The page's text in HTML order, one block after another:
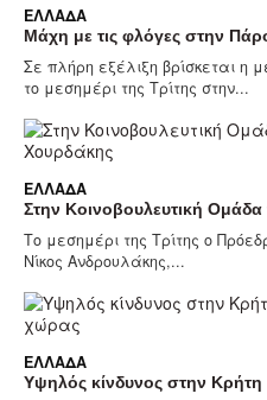
ΕΛΛΆΔΑ
Μάχη με τις φλόγες στην
Σε πλήρη εξέλιξη βρίσκεται
το μεσημέρι της Τρίτης στην...
ΕΛΛΆΔΑ
Στην Κοινοβουλευτική
Το μεσημέρι της Τρίτης ο
Νίκος Ανδρουλάκης,...
ΕΛΛΆΔΑ
Υψηλός κίνδυνος στην Κρήτη